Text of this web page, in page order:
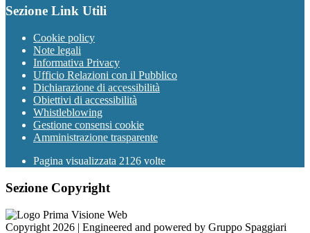
Sezione Link Utili
Cookie policy
Note legali
Informativa Privacy
Ufficio Relazioni con il Pubblico
Dichiarazione di accessibilità
Obiettivi di accessibilità
Whistleblowing
Gestione consensi cookie
Amministrazione trasparente
Pagina visualizzata 2126 volte
Sezione Copyright
Copyright 2026 | Engineered and powered by Gruppo Spaggiari